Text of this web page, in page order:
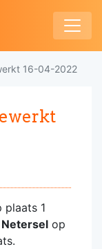
16-04-2022
1
Netersel op